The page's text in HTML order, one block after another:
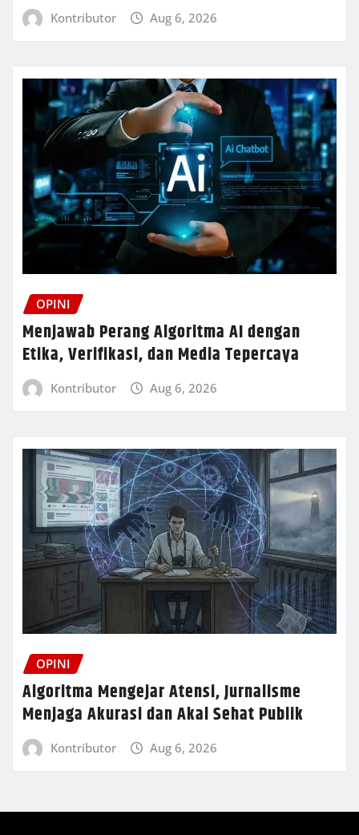
Kontributor Aug 6, 2026
OPINI
Menjawab Perang Algoritma AI dengan
Etika, Verifikasi, dan Media Tepercaya
Kontributor Aug 6, 2026
OPINI
Algoritma Mengejar Atensi, Jurnalisme
Menjaga Akurasi dan Akal Sehat Publik
Kontributor Aug 6, 2026